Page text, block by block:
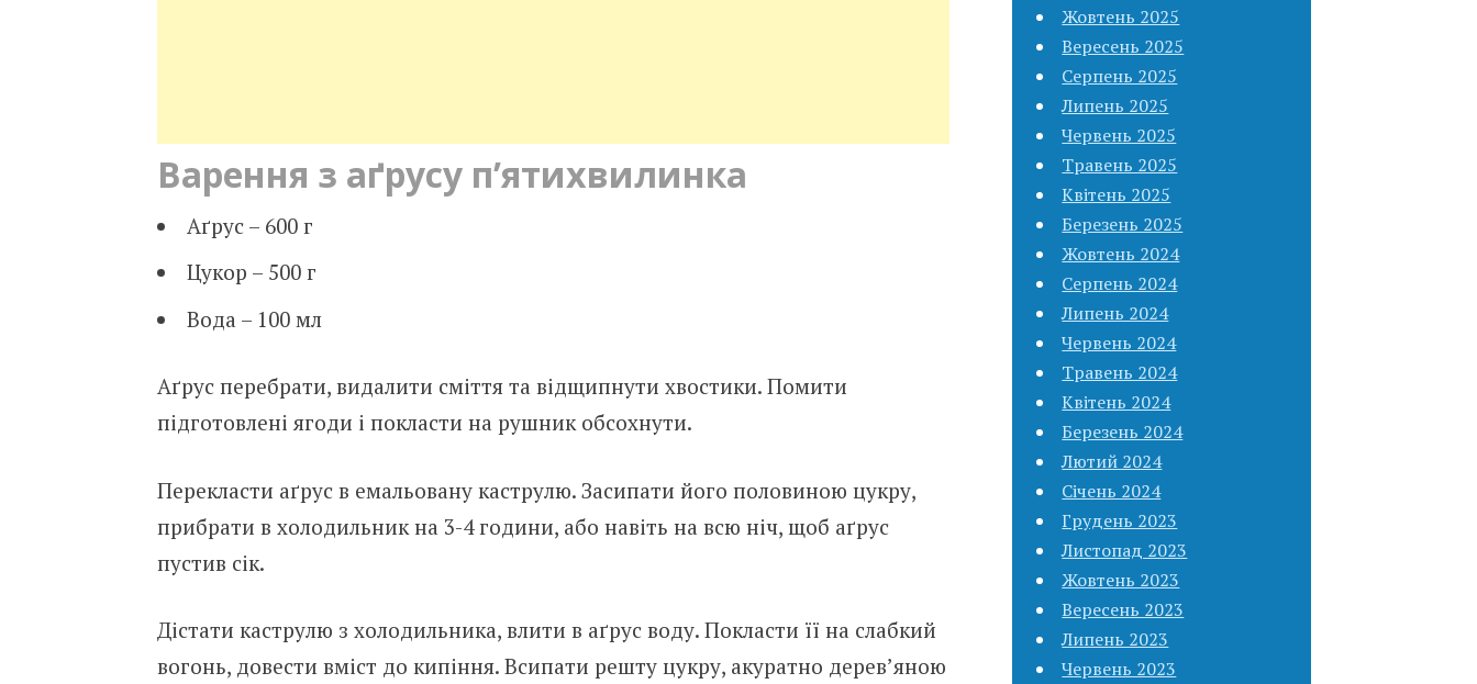
Варення з аґрусу п’ятихвилинка
Аґрус – 600 г
Цукор – 500 г
Вода – 100 мл
Аґрус перебрати, видалити сміття та відщипнути хвостики. Помити
підготовлені ягоди і покласти на рушник обсохнути.
Перекласти аґрус в емальовану каструлю. Засипати його половиною цукру,
прибрати в холодильник на 3-4 години, або навіть на всю ніч, щоб аґрус
пустив сік.
Дістати каструлю з холодильника, влити в аґрус воду. Покласти її на слабкий
вогонь, довести вміст до кипіння. Всипати решту цукру, акуратно дерев’яною
Жовтень 2025
Вересень 2025
Серпень 2025
Липень 2025
Червень 2025
Травень 2025
Квітень 2025
Березень 2025
Жовтень 2024
Серпень 2024
Липень 2024
Червень 2024
Травень 2024
Квітень 2024
Березень 2024
Лютий 2024
Січень 2024
Грудень 2023
Листопад 2023
Жовтень 2023
Вересень 2023
Липень 2023
Червень 2023